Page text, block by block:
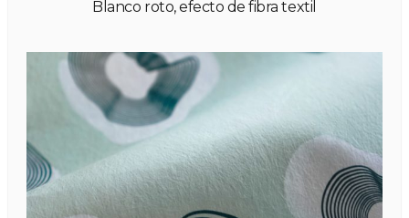
Blanco roto, efecto de fibra textil